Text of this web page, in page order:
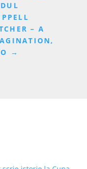
– A
→